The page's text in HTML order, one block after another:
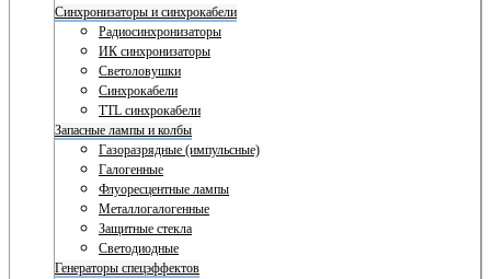
Синхронизаторы и синхрокабели
Радиосинхронизаторы
ИК синхронизаторы
Светоловушки
Синхрокабели
TTL синхрокабели
Запасные лампы и колбы
Газоразрядные (импульсные)
Галогенные
Флуоресцентные лампы
Металлогалогенные
Защитные стекла
Светодиодные
Генераторы спецэффектов